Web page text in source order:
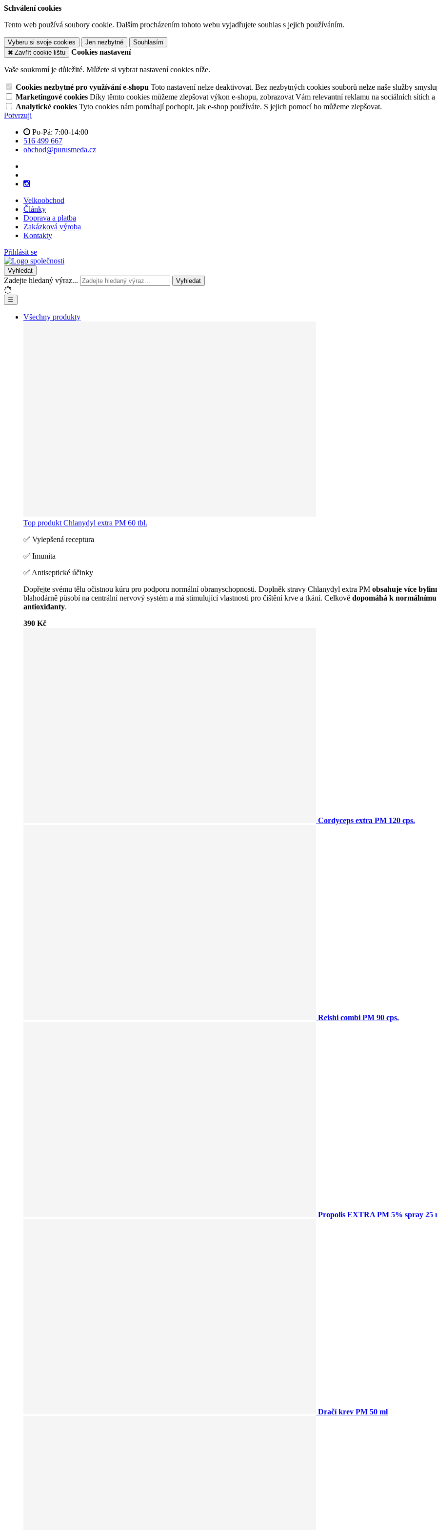
Schválení cookies
Tento web používá soubory cookie. Dalším procházením tohoto webu vyjadřujete souhlas s jejich používáním.
Vyberu si svoje cookies Jen nezbytné
Souhlasím
Zavřít cookie lištu
Cookies nastavení
Vaše soukromí je důležité. Můžete si vybrat nastavení cookies níže.
Cookies nezbytné pro využívání e-shopu Toto nastavení nelze deaktivovat. Bez nezbytných cookies souborů nelze naše služby
Marketingové cookies Díky těmto cookies můžeme zlepšovat výkon e-shopu, zobrazovat Vám relevantní reklamu na sociálních sítích
Analytické cookies Tyto cookies nám pomáhají pochopit, jak e-shop používáte. S jejich pomocí ho můžeme zlepšovat.
Potvrzuji
Po-Pá: 7:00-14:00
516 499 667
obchod@purusmeda.cz
Velkoobchod
Články
Doprava a platba
Zakázková výroba
Kontakty
Přihlásit se
Vyhledat
Zadejte hledaný výraz... Vyhledat
☰
Všechny produkty
Top produkt Chlanydyl extra PM 60 tbl.
✅ Vylepšená receptura
✅ Imunita
✅ Antiseptické účinky
Dopřejte svému tělu očistnou kúru pro podporu normální obranyschopnosti. Doplněk stravy Chlanydyl extra PM obsahuje více
blahodárně působí na centrální nervový systém a má stimulující vlastnosti pro čištění krve a tkání. Celkově dopomáhá k
antioxidanty.
390 Kč
Cordyceps extra PM 120 cps.
Reishi combi PM 90 cps.
Propolis EXTRA PM 5% spray 25
Dračí krev PM 50 ml